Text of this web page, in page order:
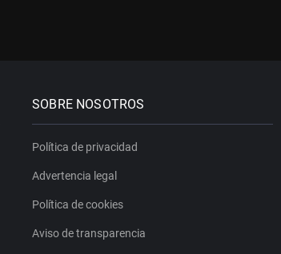
SOBRE NOSOTROS
Política de privacidad
Advertencia legal
Política de cookies
Aviso de transparencia